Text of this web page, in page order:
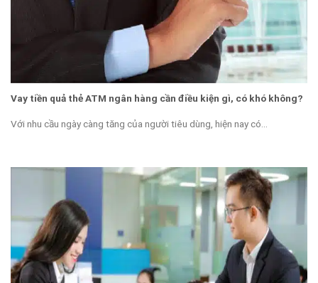
Vay tiền quả thẻ ATM ngân hàng cần điều kiện gì, có khó không?
Với nhu cầu ngày càng tăng của người tiêu dùng, hiện nay có...